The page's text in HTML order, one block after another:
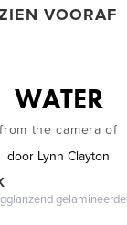
VOORAF
WATER
from the camera of
door Lynn Clayton
gelamineerde